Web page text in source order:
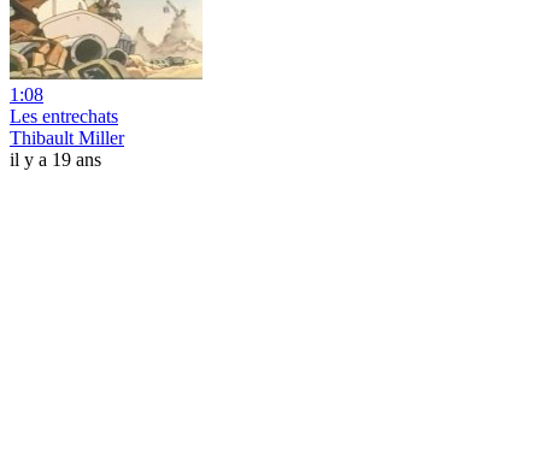
1:08
Les entrechats
Thibault Miller
il y a 19 ans